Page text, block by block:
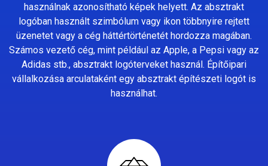
használnak azonosítható képek helyett. Az absztrakt
logóban használt szimbólum vagy ikon többnyire rejtett
üzenetet vagy a cég háttértörténetét hordozza magában.
Számos vezető cég, mint például az Apple, a Pepsi vagy az
Adidas stb., absztrakt logóterveket használ. Építőipari
vállalkozása arculataként egy absztrakt építészeti logót is
használhat.